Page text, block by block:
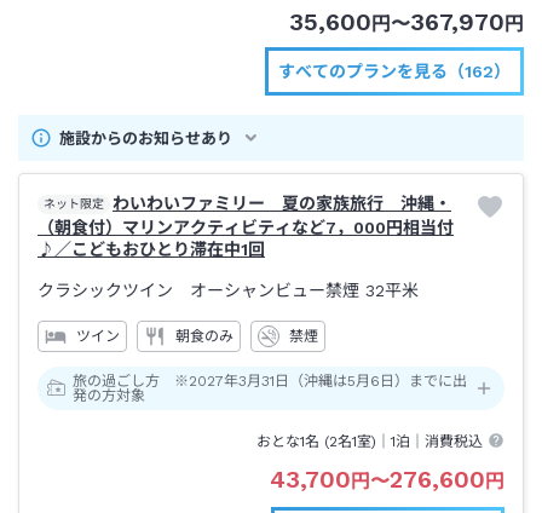
35,600 円 〜367,970 円
すべてのプランを見る（162）
施設からのお知らせあり
ネット限定
わいわいファミリー 夏の家族旅行 沖縄・
（朝食付）マリンアクティビティなど7，000円相当付
♪／こどもおひとり滞在中1回
クラシックツイン オーシャンビュー禁煙 32平米
ツイン 朝食のみ 禁煙
旅の過ごし方 ※2027年3月31日（沖縄は5月6日）までに出
発の方対象
おとな1名 (2名1室)｜1泊 ｜消費税込
43,700円〜276,600円